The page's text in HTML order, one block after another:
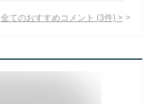
全てのおすすめコメント (3件) >